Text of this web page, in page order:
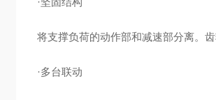
将支撑负荷的动作部和减速部分离。
·多台联动